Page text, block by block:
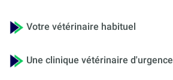
Votre vétérinaire habituel
Une clinique vétérinaire d'urgence